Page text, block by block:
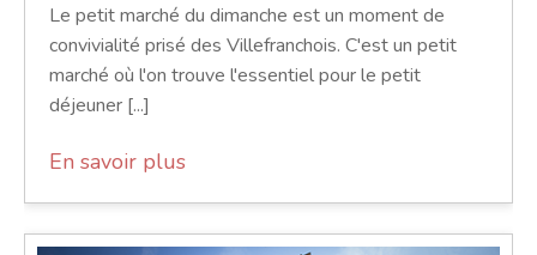
Le petit marché du dimanche est un moment de
convivialité prisé des Villefranchois. C'est un petit
marché où l'on trouve l'essentiel pour le petit
déjeuner [...]
En savoir plus